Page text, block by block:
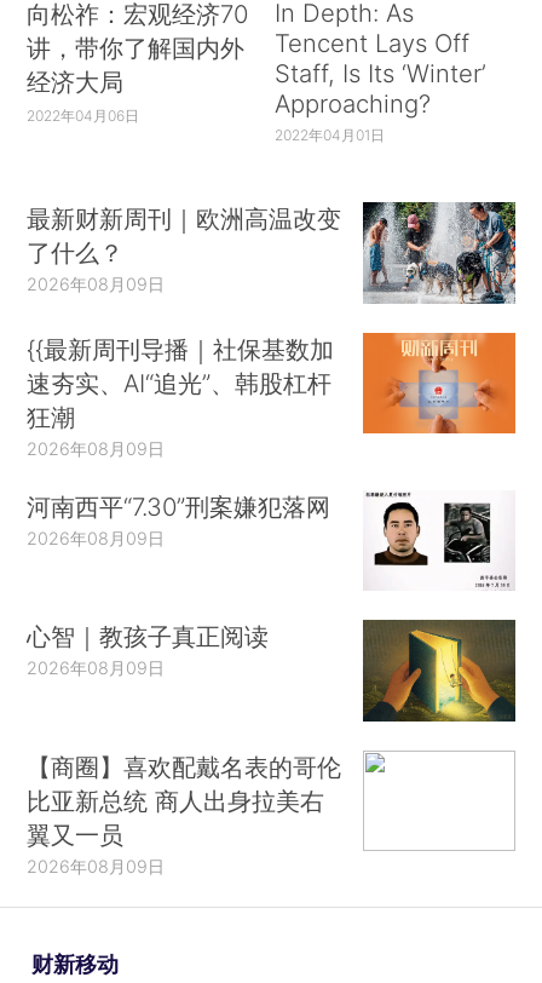
向松祚：宏观经济70
讲，带你了解国内外
经济大局
2022年04月06日
In Depth: As
Tencent Lays Off
Staff, Is Its ‘Winter’
Approaching?
2022年04月01日
最新财新周刊｜欧洲高温改变
了什么？
2026年08月09日
{{最新周刊导播｜社保基数加
速夯实、AI“追光”、韩股杠杆
狂潮
2026年08月09日
河南西平“7.30”刑案嫌犯落网
2026年08月09日
心智｜教孩子真正阅读
2026年08月09日
【商圈】喜欢配戴名表的哥伦
比亚新总统 商人出身拉美右
翼又一员
2026年08月09日
财新移动